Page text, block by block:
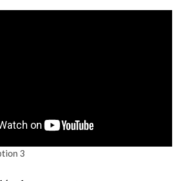
3